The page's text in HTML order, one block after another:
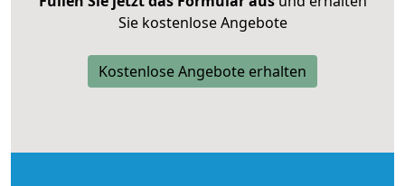
Sie kostenlose Angebote
Kostenlose Angebote erhalten